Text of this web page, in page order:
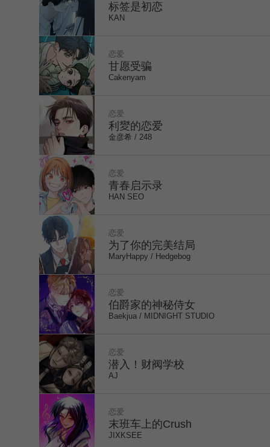
1
COMPLETED
3
标签是初恋
KAN
4
HIATUS
恋爱
甘愿受骗
Cakenyam
5
恋爱
利夑的恋爱
金彦希 / 248
恋爱
青春启示录
HAN SEO
恋爱
为了你的完美结局
MaryHappy / Hedgebog
恋爱
伯爵家的神秘侍女
Baekjua / MIDNIGHT STUDIO
恋爱
潜入！财阀学校
AJ
恋爱
末班车上的Crush
JIXKSEE